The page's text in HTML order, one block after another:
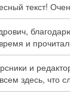
текст!
время и
и
всем здесь, что